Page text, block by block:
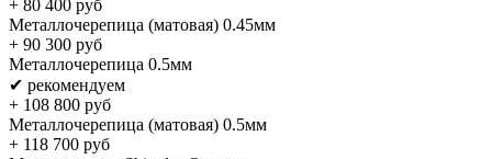
+ 80 400 руб
Металлочерепица (матовая) 0.45мм
+ 90 300 руб
Металлочерепица 0.5мм
✔ рекомендуем
+ 108 800 руб
Металлочерепица (матовая) 0.5мм
+ 118 700 руб